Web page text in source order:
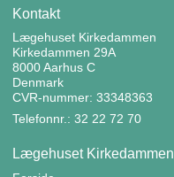
Kontakt
Lægehuset Kirkedammen
Kirkedammen 29A
8000 Aarhus C
Denmark
CVR-nummer: 33348363
Telefonnr.: 32 22 72 70
Lægehuset Kirkedammen